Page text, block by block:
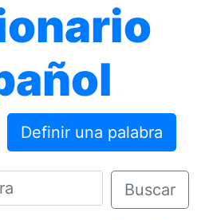
Definir una palabra
Buscar